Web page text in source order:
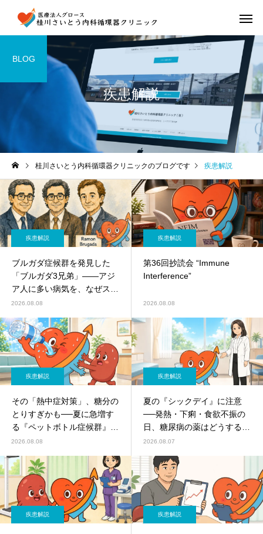
疾患解説
BLOG
桂川さいとう内科循環器クリニックのブログです 疾患解説
疾患解説
ブルガダ症候群を発見した
「ブルガダ3兄弟」――アジ
ア人に多い病気を、なぜスペ
イン人医師が見つけたのか？
2026.08.08
疾患解説
第36回抄読会 “Immune
Interference”
2026.08.08
疾患解説
その「熱中症対策」、糖分の
とりすぎかも──夏に急増す
る『ペットボトル症候群』に
ご注意を
2026.08.08
疾患解説
夏の『シックデイ』に注意
──発熱・下痢・食欲不振の
日、糖尿病の薬はどうする？
SGLT2阻害薬の休薬ルールを
2026.08.07
疾患解説 疾患解説